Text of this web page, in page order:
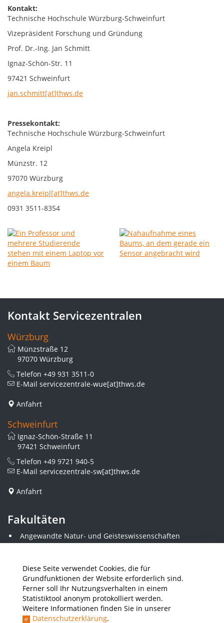
Diese Seite verwendet Cookies, die für
Grundfunktionen der Website erforderlich sind.
Ferner soll Ihr Nutzungsverhalten in einem
Statistiktool anonym protokolliert werden.
Weitere Informationen finden Sie in unserer
Datenschutzerklärung.
Kontakt:
Technische Hochschule Würzburg-Schweinfurt
Vizepräsident Forschung und Gründung
Prof. Dr.-Ing. Jan Schmitt
Ignaz-Schön-Str. 11
97421 Schweinfurt
jan.schmitt[at]thws.de
Pressekontakt:
Technische Hochschule Würzburg-Schweinfurt
Angela Kreipl
Münzstr. 12
97070 Würzburg
angela.kreipl[at]thws.de
0931 3511-8354
Kontakt Servicezentralen
Würzburg
Münzstraße 12
97070 Würzburg
Telefon +49 931 3511-0
E-Mail servicezentrale-wue[at]thws.de
Anfahrt
Schweinfurt
Ignaz-Schön-Straße 11
97421 Schweinfurt
Telefon +49 9721 940-5
E-Mail servicezentrale-sw[at]thws.de
Anfahrt
Fakultäten
Angewandte Natur- und Geisteswissenschaften
Angewandte Sozialwissenschaften
Elektrotechnik
Gestaltung
Informatik und Wirtschaftsinformatik
Kunststofftechnik und Vermessung
Maschinenbau
THWS Business School